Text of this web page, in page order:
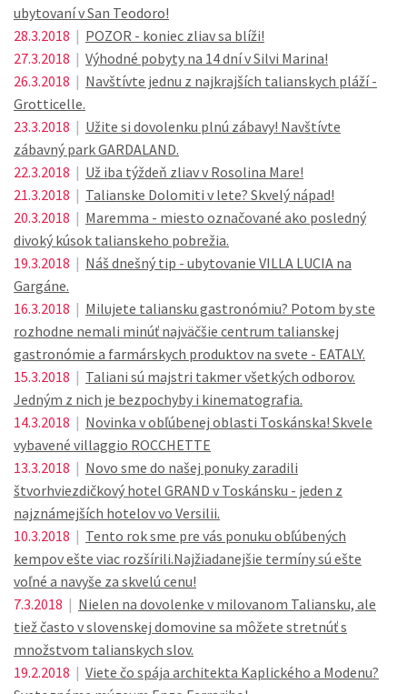
ubytovaní v San Teodoro!
28.3.2018 | POZOR - koniec zliav sa blíži!
27.3.2018 | Výhodné pobyty na 14 dní v Silvi Marina!
26.3.2018 | Navštívte jednu z najkrajších talianskych pláží -
Grotticelle.
23.3.2018 | Užite si dovolenku plnú zábavy! Navštívte
zábavný park GARDALAND.
22.3.2018 | Už iba týždeň zliav v Rosolina Mare!
21.3.2018 | Talianske Dolomiti v lete? Skvelý nápad!
20.3.2018 | Maremma - miesto označované ako posledný
divoký kúsok talianskeho pobrežia.
19.3.2018 | Náš dnešný tip - ubytovanie VILLA LUCIA na
Gargáne.
16.3.2018 | Milujete taliansku gastronómiu? Potom by ste
rozhodne nemali minúť najväčšie centrum talianskej
gastronómie a farmárskych produktov na svete - EATALY.
15.3.2018 | Taliani sú majstri takmer všetkých odborov.
Jedným z nich je bezpochyby i kinematografia.
14.3.2018 | Novinka v obľúbenej oblasti Toskánska! Skvele
vybavené villaggio ROCCHETTE
13.3.2018 | Novo sme do našej ponuky zaradili
štvorhviezdičkový hotel GRAND v Toskánsku - jeden z
najznámejších hotelov vo Versilii.
10.3.2018 | Tento rok sme pre vás ponuku obľúbených
kempov ešte viac rozšírili.Najžiadanejšie termíny sú ešte
voľné a navyše za skvelú cenu!
7.3.2018 | Nielen na dovolenke v milovanom Taliansku, ale
tiež často v slovenskej domovine sa môžete stretnúť s
množstvom talianskych slov.
19.2.2018 | Viete čo spája architekta Kaplického a Modenu?